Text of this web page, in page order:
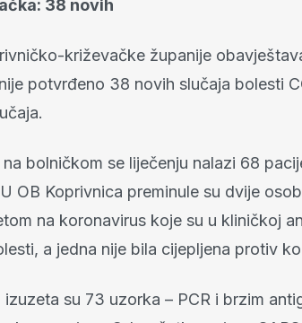
38 novih
križevačke županije
potvrđeno 38 novih slučaja bolesti
bolničkom se liječenju nalazi 68
OB Koprivnica preminule su dvije
na koronavirus koje su u kliničkoj
a jedna nije bila cijepljena protiv
su 73 uzorka – PCR i brzim